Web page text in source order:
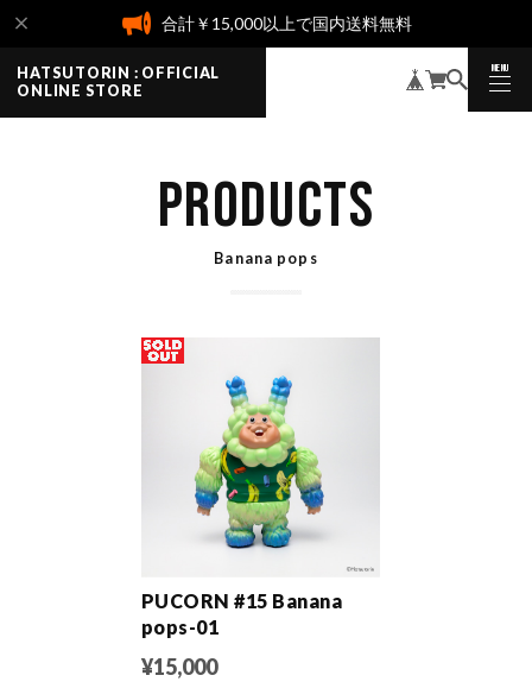
合計￥15,000以上で国内送料無料
HATSUTORIN : OFFICIAL
ONLINE STORE
MENU
CLOSE
PRODUCTS
Banana pops
PUCORN #15 Banana
pops-01
¥15,000